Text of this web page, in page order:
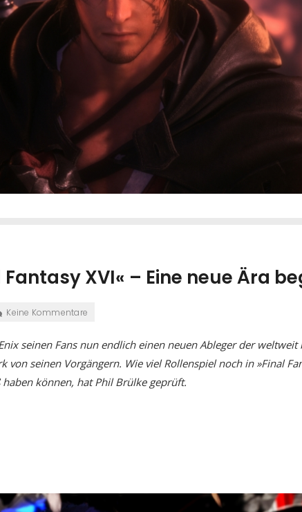
XVI« – Eine neue Ära
Keine Kommentare
seinen Fans nun endlich einen neuen Ableger der weltweit
von seinen Vorgängern. Wie viel Rollenspiel noch in »Final
können, hat Phil Brülke geprüft.